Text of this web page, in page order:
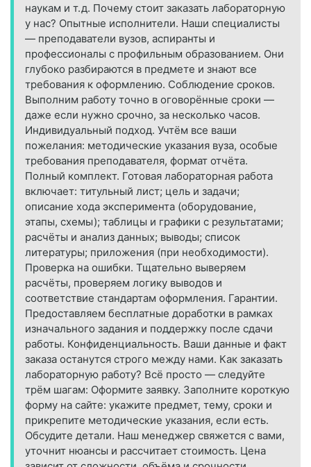
наукам и т. д. Почему стоит заказать лабораторную
у нас? Опытные исполнители. Наши специалисты
— преподаватели вузов, аспиранты и
профессионалы с профильным образованием. Они
глубоко разбираются в предмете и знают все
требования к оформлению. Соблюдение сроков.
Выполним работу точно в оговорённые сроки —
даже если нужно срочно, за несколько часов.
Индивидуальный подход. Учтём все ваши
пожелания: методические указания вуза, особые
требования преподавателя, формат отчёта.
Полный комплект. Готовая лабораторная работа
включает: титульный лист; цель и задачи;
описание хода эксперимента (оборудование,
этапы, схемы); таблицы и графики с результатами;
расчёты и анализ данных; выводы; список
литературы; приложения (при необходимости).
Проверка на ошибки. Тщательно выверяем
расчёты, проверяем логику выводов и
соответствие стандартам оформления. Гарантии.
Предоставляем бесплатные доработки в рамках
изначального задания и поддержку после сдачи
работы. Конфиденциальность. Ваши данные и факт
заказа останутся строго между нами. Как заказать
лабораторную работу? Всё просто — следуйте
трём шагам: Оформите заявку. Заполните короткую
форму на сайте: укажите предмет, тему, сроки и
прикрепите методические указания, если есть.
Обсудите детали. Наш менеджер свяжется с вами,
уточнит нюансы и рассчитает стоимость. Цена